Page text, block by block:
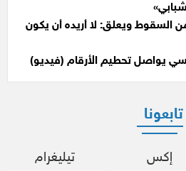
السقوط ويعلق: لا أريده أن يكون
يواصل تحطيم الأرقام (فيديو)
تابعونا
إكس تيليغرام